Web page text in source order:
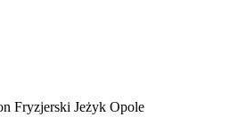
Fryzjerski Jeżyk Opole